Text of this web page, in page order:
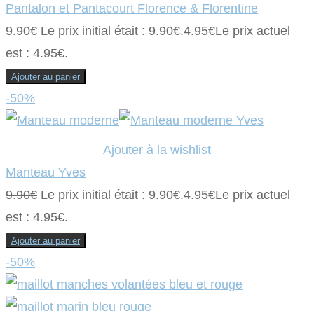
Pantalon et Pantacourt Florence & Florentine
9.90€ Le prix initial était : 9.90€.4.95€Le prix actuel
est : 4.95€.
Ajouter au panier
-50%
Ajouter à la wishlist
Manteau Yves
9.90€ Le prix initial était : 9.90€.4.95€Le prix actuel
est : 4.95€.
Ajouter au panier
-50%